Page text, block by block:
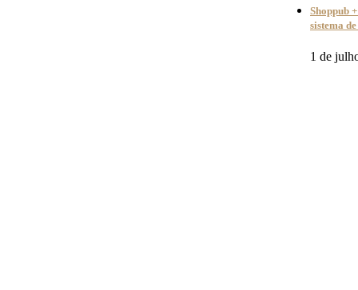
Shoppub
sistema
1 de